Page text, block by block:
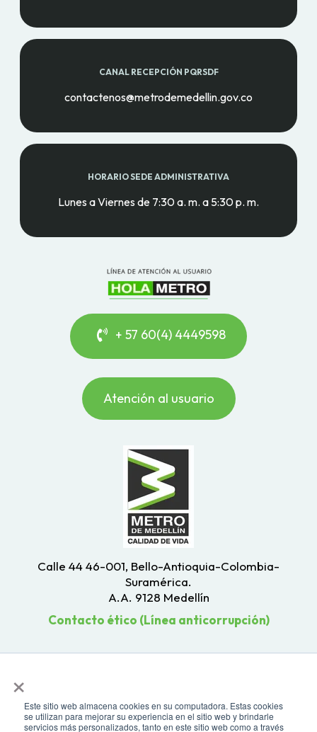
×
Este sitio web almacena cookies en su computadora. Estas cookies
se utilizan para mejorar su experiencia en el sitio web y brindarle
servicios más personalizados, tanto en este sitio web como a través
CANAL RECEPCIÓN PQRSDF
contactenos@metrodemedellin.gov.co
HORARIO SEDE ADMINISTRATIVA
Lunes a Viernes de 7:30 a. m. a 5:30 p. m.
+ 57 60(4) 4449598
Atención al usuario
Calle 44 46-001, Bello-Antioquia-Colombia-
Suramérica.
A.A. 9128 Medellín
Contacto ético (Línea anticorrupción)